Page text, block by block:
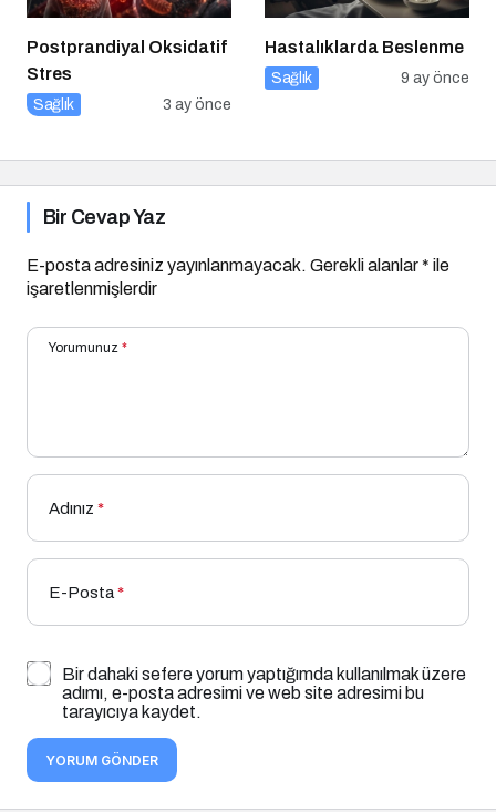
Postprandiyal Oksidatif
Stres
Sağlık 3 ay önce
Hastalıklarda Beslenme
Sağlık 9 ay önce
Bir Cevap Yaz
E-posta adresiniz yayınlanmayacak. Gerekli alanlar* ile
işaretlenmişlerdir
Yorumunuz *
Adınız *
E-Posta*
Bir dahaki sefere yorum yaptığımda kullanılmak üzere
adımı, e-posta adresimi ve web site adresimi bu
tarayıcıya kaydet.
YORUM GÖNDER